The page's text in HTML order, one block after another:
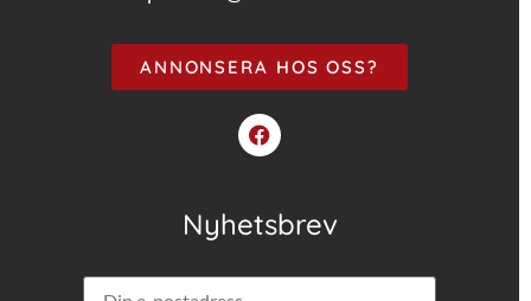
ANNONSERA HOS OSS?
Nyhetsbrev